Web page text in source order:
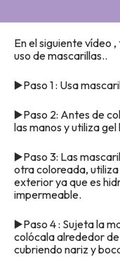
En el siguiente vídeo
uso de mascarillas..
▶️Paso 1 : Usa
▶️Paso 2: Antes de
las manos y utiliza
▶️Paso 3: Las
otra coloreada,
exterior ya que es
impermeable.
▶️Paso 4 : Sujeta la
colócala alrededor
cubriendo nariz y